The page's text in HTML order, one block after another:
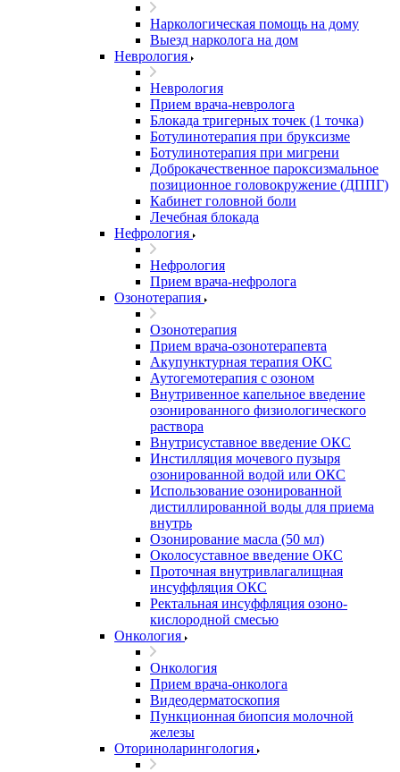
Наркологическая помощь на дому
Выезд нарколога на дом
Неврология
Неврология
Прием врача-невролога
Блокада тригерных точек (1 точка)
Ботулинотерапия при бруксизме
Ботулинотерапия при мигрени
Доброкачественное пароксизмальное
позиционное головокружение (ДППГ)
Кабинет головной боли
Лечебная блокада
Нефрология
Нефрология
Прием врача-нефролога
Озонотерапия
Озонотерапия
Прием врача-озонотерапевта
Акупунктурная терапия ОКС
Аутогемотерапия с озоном
Внутривенное капельное введение
озонированного физиологического
раствора
Внутрисуставное введение ОКС
Инстилляция мочевого пузыря
озонированной водой или ОКС
Использование озонированной
дистиллированной воды для приема
внутрь
Озонирование масла (50 мл)
Околосуставное введение ОКС
Проточная внутривлагалищная
инсуффляция ОКС
Ректальная инсуффляция озоно-
кислородной смесью
Онкология
Онкология
Прием врача-онколога
Видеодерматоскопия
Пункционная биопсия молочной
железы
Оториноларингология